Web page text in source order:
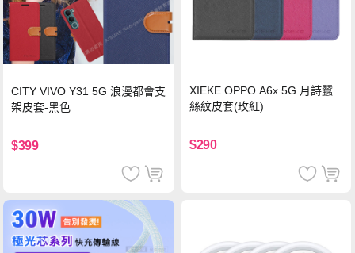
CITY VIVO Y31 5G 浪漫都會支
架皮套-黑色
$399
XIEKE OPPO A6x 5G 月詩蠶
絲紋皮套(玫紅)
$290